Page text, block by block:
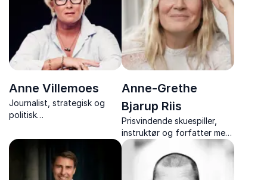
generationskløfter.
Anne Villemoes
Journalist, strategisk og
politisk
Anne Villemoes, leverer
humoristiske og skarpe
foredrag om
kommunikation, branding og
Anne-Grethe
Bjarup Riis
Prisvindende skuespiller,
instruktør og forfatter med
foredrag om
historiefortælling,
kreativitet og livsmod.